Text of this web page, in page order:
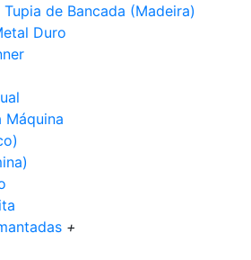
Tupia de Bancada (Madeira)
Duro
Máquina
+